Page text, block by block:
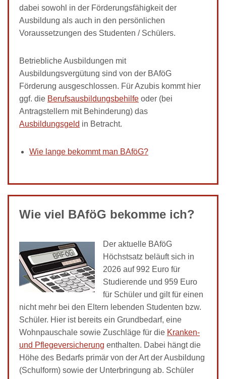
dabei sowohl in der Förderungsfähigkeit der
Ausbildung als auch in den persönlichen
Voraussetzungen des Studenten / Schülers.
Betriebliche Ausbildungen mit
Ausbildungsvergütung sind von der BAföG
Förderung ausgeschlossen. Für Azubis kommt hier
ggf. die Berufsausbildungsbehilfe oder (bei
Antragstellern mit Behinderung) das
Ausbildungsgeld in Betracht.
Wie lange bekommt man BAföG?
Wie viel BAföG bekomme ich?
Der aktuelle BAföG
Höchstsatz beläuft sich in
2026 auf 992 Euro für
Studierende und 959 Euro
für Schüler und gilt für einen
nicht mehr bei den Eltern lebenden Studenten bzw.
Schüler. Hier ist bereits ein Grundbedarf, eine
Wohnpauschale sowie Zuschläge für die Kranken-
und Pflegeversicherung enthalten. Dabei hängt die
Höhe des Bedarfs primär von der Art der Ausbildung
(Schulform) sowie der Unterbringung ab. Schüler